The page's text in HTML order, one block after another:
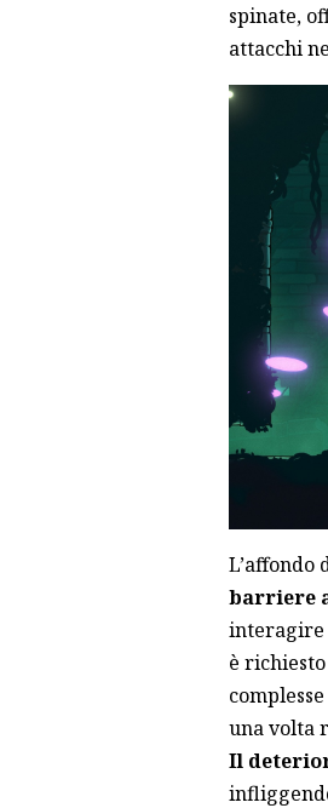
spinate,
attacchi
L’affondo
barriere
interagire
è
una volta
Il